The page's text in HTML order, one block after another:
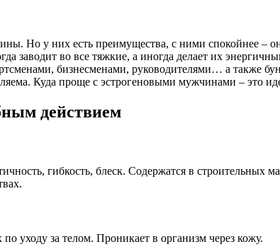
Но у них есть преимущества, с ними спокойнее –
заводит во все тяжкие, а иногда делает их
бизнесменами, руководителями… а также
Куда проще с эстрогеновыми мужчинами – это
действием
гибкость, блеск. Содержатся в строительных
уходу за телом. Проникает в организм через кожу.